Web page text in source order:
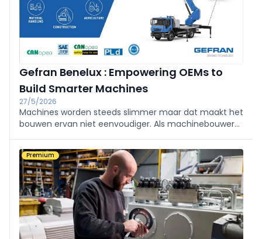
Gefran Benelux : Empowering OEMs to
Build Smarter Machines
27/5/2026
Machines worden steeds slimmer maar dat maakt het
bouwen ervan niet eenvoudiger. Als machinebouwer
drukken, prestaties verhogen én zorgen dat alles blijft
draaien zoals het hoort.
Premium